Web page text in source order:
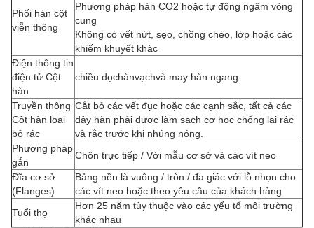
Phối hàn cột
viễn thông
Phương pháp hàn CO2 hoặc tự động ngâm vòng
cung
Không có vết nứt, sẹo, chồng chéo, lớp hoặc các
khiếm khuyết khác
Điện thông tin
điện tử Cột
hàn
chiều dọchànvạchvà may hàn ngang
Truyền thông
Cột hàn loại
bỏ rác
Cắt bỏ các vết đục hoặc các cạnh sắc, tất cả các
dây hàn phải được làm sạch cơ học chống lại rác
và rắc trước khi nhúng nóng.
Phương pháp
gắn
Chôn trực tiếp / Với mẫu cơ sở và các vít neo
Đĩa cơ sở
(Flanges)
Bảng nền là vuông / tròn / đa giác với lỗ nhọn cho
các vít neo hoặc theo yêu cầu của khách hàng.
Tuổi thọ
Hơn 25 năm tùy thuộc vào các yếu tố môi trường
khác nhau